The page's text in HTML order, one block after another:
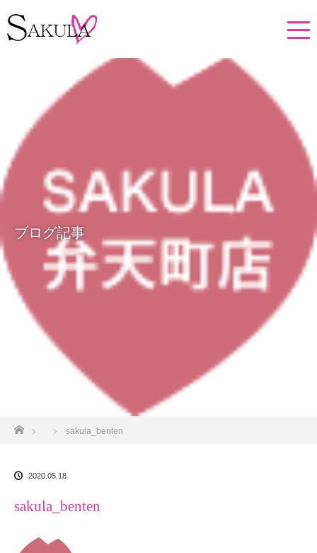
ブログ記事
sakula_benten
2020.05.18
sakula_benten